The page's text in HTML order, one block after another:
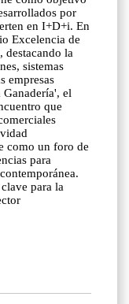
por
en I+D+i. En
Excelencia de
destacando la
sistemas
empresas
Ganadería', el
que
como un foro de
para
para la